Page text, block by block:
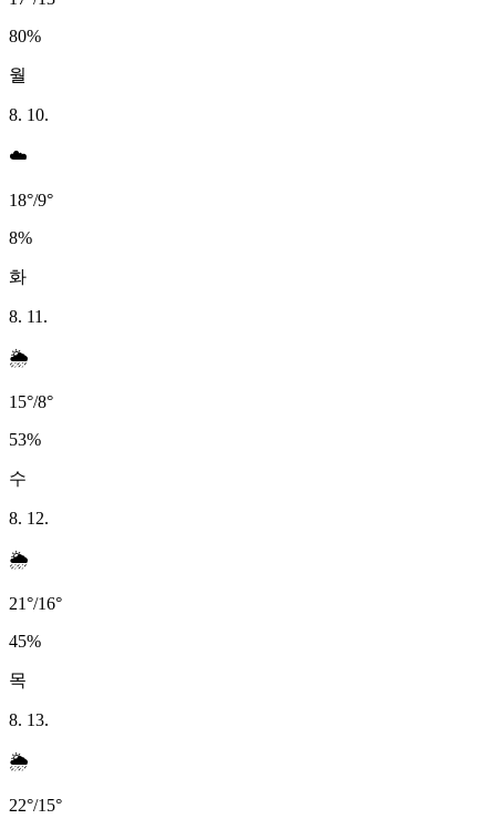
80%
월
8. 10.
☁️
18°/9°
8%
화
8. 11.
🌦️
15°/8°
53%
수
8. 12.
🌦️
21°/16°
45%
목
8. 13.
🌦️
22°/15°